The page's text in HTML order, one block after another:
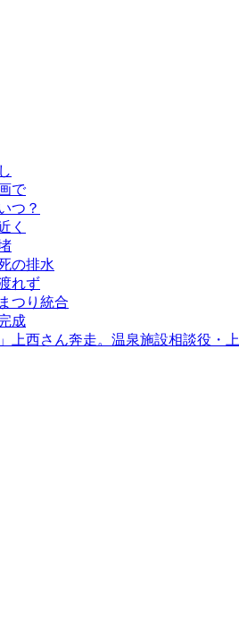
で
つ？
く
の排水
れず
つり統合
成
西さん奔走。温泉施設相談役・